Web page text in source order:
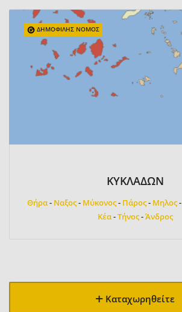
ΔΗΜΟΦΙΛΗΣ ΝΟΜΟΣ
ΚΥΚΛΑΔΩΝ
Θήρα- Ναξος- Μύκονος- Πάρος- Μηλος-
Κέα-Τήνος-Άνδρος
Καταχωρηθείτε